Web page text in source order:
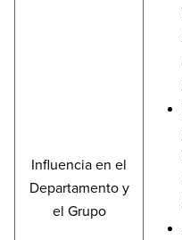
Influencia en el
Departamento y
el Grupo